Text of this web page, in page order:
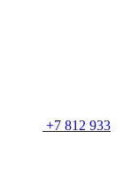
+7 812 933